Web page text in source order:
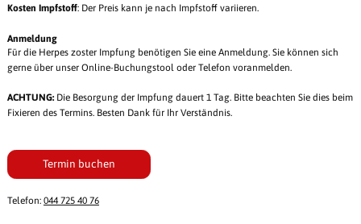
Kosten Impfstoff: Der Preis kann je nach Impfstoff variieren.
Anmeldung
Für die Herpes zoster Impfung benötigen Sie eine Anmeldung. Sie können sich
gerne über unser Online-Buchungstool oder Telefon voranmelden.
ACHTUNG: Die Besorgung der Impfung dauert 1 Tag. Bitte beachten Sie dies beim
Fixieren des Termins. Besten Dank für Ihr Verständnis.
Termin buchen
Telefon: 044 725 40 76